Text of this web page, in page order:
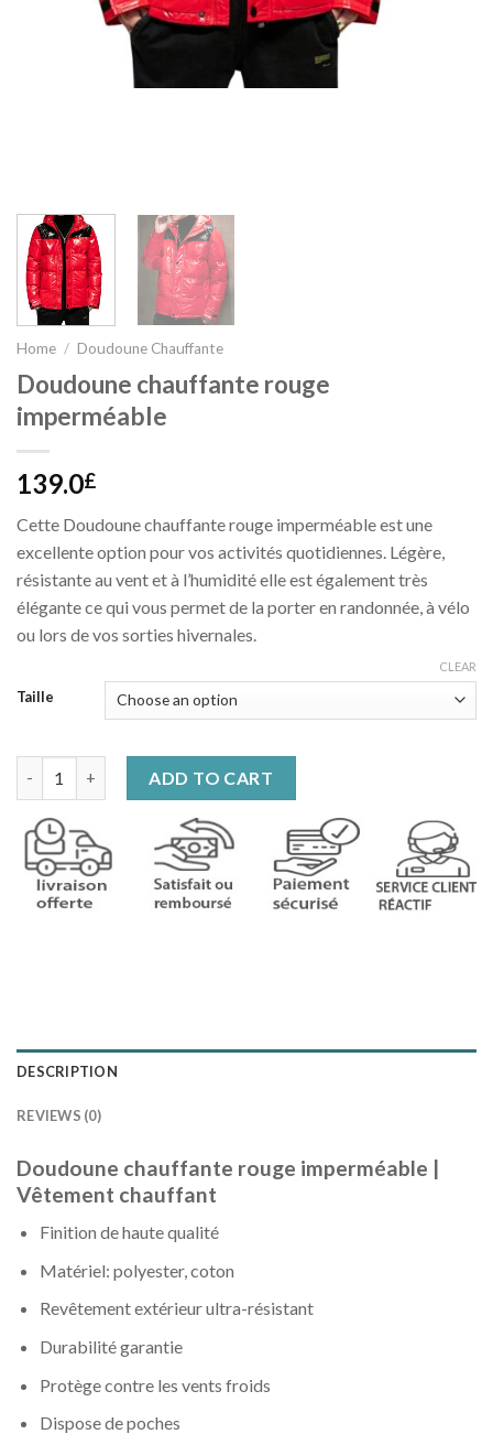
Home / Doudoune Chauffante
Doudoune chauffante rouge
imperméable
139.0£
Cette Doudoune chauffante rouge imperméable est une
excellente option pour vos activités quotidiennes. Légère,
résistante au vent et à l’humidité elle est également très
élégante ce qui vous permet de la porter en randonnée, à vélo
ou lors de vos sorties hivernales.
Taille
CLEAR
ADD TO CART
DESCRIPTION
REVIEWS (0)
Doudoune chauffante rouge imperméable |
Vêtement chauffant
Finition de haute qualité
Matériel: polyester, coton
Revêtement extérieur ultra-résistant
Durabilité garantie
Protège contre les vents froids
Dispose de poches